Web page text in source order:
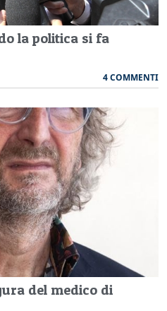
la politica si fa
4 COMMENTI
del medico di